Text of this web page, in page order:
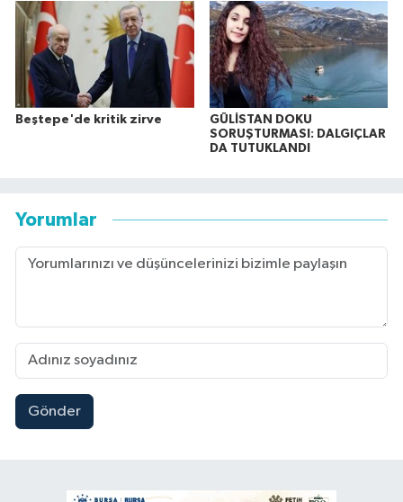
Beştepe'de kritik zirve
GÜLİSTAN DOKU
SORUŞTURMASI: DALGIÇLAR
DA TUTUKLANDI
Yorumlar
Gönder